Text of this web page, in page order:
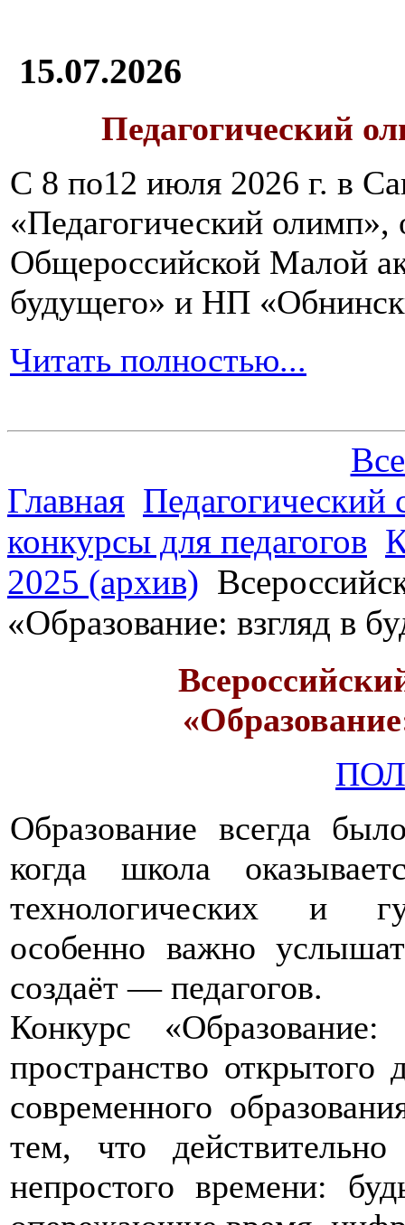
15.07.2026
Педагогический
С 8 по12 июля 2026 г. в
«Педагогический олимп»,
Общероссийской Малой
будущего» и НП
Читать полностью...
Главная
конкурсы для педагогов
2025 (архив)
«Образование: взгляд в
Образование всегда
когда школа
технологических и
особенно важно
создаёт — педагогов.
Конкурс
пространство
современного
тем, что
непростого времени: